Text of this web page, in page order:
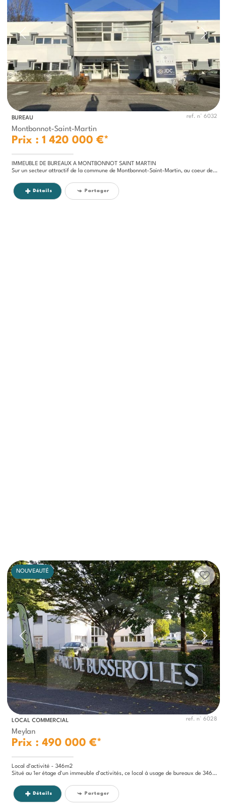
BUREAU ref. n° 6032
Montbonnot-Saint-Martin
Prix : 1 420 000 €*
IMMEUBLE DE BUREAUX A MONTBONNOT SAINT MARTIN
Sur un secteur attractif de la commune de Montbonnot-Saint-Martin, au coeur de la zone industrielle et commerciale,...
Détails Partager
NOUVEAUTÉ
LOCAL COMMERCIAL ref. n° 6028
Meylan
Prix : 490 000 €*
Local d'activité - 346m2
Situé au 1er étage d'un immeuble d'activités, ce local à usage de bureaux de 346.34 m2 bénéficie d'un emplacement...
Détails Partager